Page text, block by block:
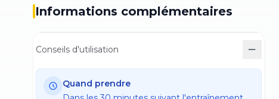
Informations complémentaires
Conseils d'utilisation
Quand prendre